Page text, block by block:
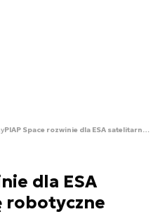
PIAP Space rozwinie dla ESA satelitarne ramię robotyczne
dla ESA
robotyczne